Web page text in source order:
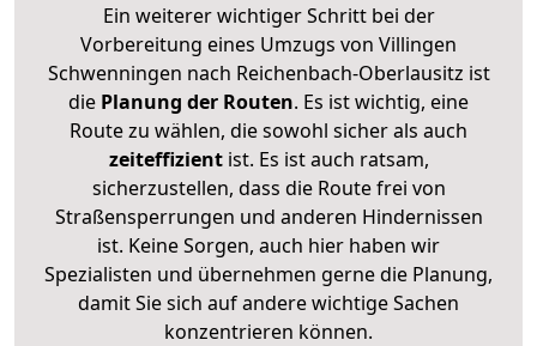
Ein weiterer wichtiger Schritt bei der
Vorbereitung eines Umzugs von Villingen
Schwenningen nach Reichenbach-Oberlausitz ist
die Planung der Routen. Es ist wichtig, eine
Route zu wählen, die sowohl sicher als auch
zeiteffizientist. Es ist auch ratsam,
sicherzustellen, dass die Route frei von
Straßensperrungen und anderen Hindernissen
ist. Keine Sorgen, auch hier haben wir
Spezialisten und übernehmen gerne die Planung,
damit Sie sich auf andere wichtige Sachen
konzentrieren können.